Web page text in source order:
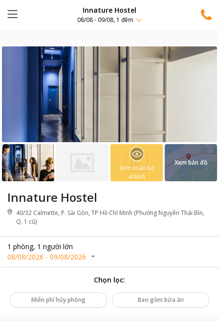
Innature Hostel
08/08 - 09/08, 1 đêm
Innature Hostel
40/32 Calmette, P. Sài Gòn, TP Hồ Chí Minh (Phường Nguyễn Thái Bìn,
Q. 1 cũ)
1 phòng, 1 người lớn
08/08/2026 - 09/08/2026
Xem toàn bộ
4 hình
Xem bản đồ
Chọn lọc:
Miễn phí hủy phòng Bao gồm bữa ăn